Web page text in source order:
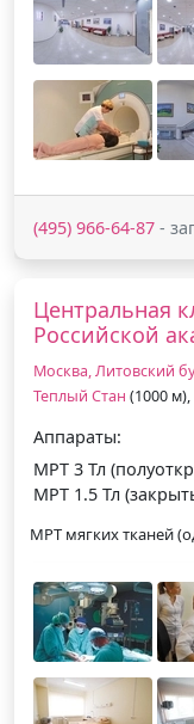
(495) 966-64-87 -
Центральная
Российской
Москва, Литовский
Теплый Стан (1000
Аппараты:
МРТ 3 Тл
МРТ 1.5 Тл
МРТ мягких тканей